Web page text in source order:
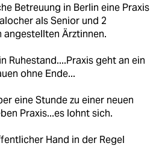
Betreuung in Berlin eine Praxis
als Senior und 2
angestellten Ärztinnen.
Ruhestand....Praxis geht an ein
ohne Ende...
eine Stunde zu einer neuen
Praxis...es lohnt sich.
Hand in der Regel